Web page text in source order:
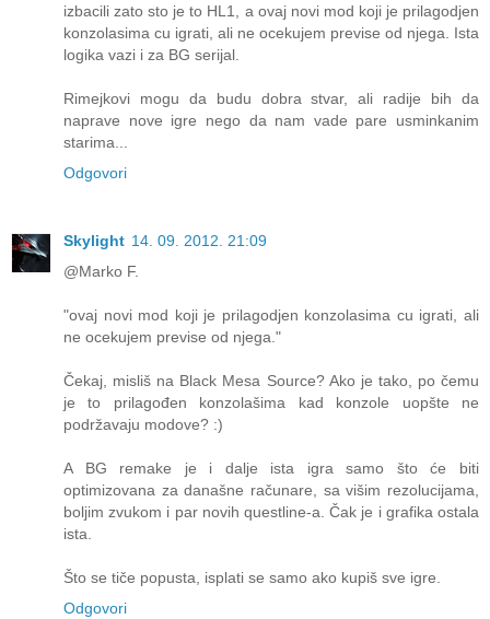
izbacili zato sto je to HL1, a ovaj novi mod koji je prilagodjen
konzolasima cu igrati, ali ne ocekujem previse od njega. Ista
logika vazi i za BG serijal.
Rimejkovi mogu da budu dobra stvar, ali radije bih da
naprave nove igre nego da nam vade pare usminkanim
starima...
Odgovori
Skylight 14. 09. 2012. 21:09
@Marko F.
"ovaj novi mod koji je prilagodjen konzolasima cu igrati, ali
ne ocekujem previse od njega."
Čekaj, misliš na Black Mesa Source? Ako je tako, po čemu
je to prilagođen konzolašima kad konzole uopšte ne
podržavaju modove? :)
A BG remake je i dalje ista igra samo što će biti
optimizovana za današne računare, sa višim rezolucijama,
boljim zvukom i par novih questline-a. Čak je i grafika ostala
ista.
Što se tiče popusta, isplati se samo ako kupiš sve igre.
Odgovori